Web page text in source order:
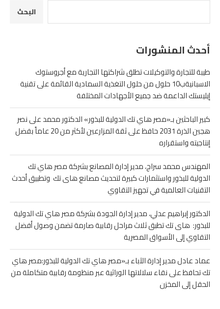
البحث
أحدث المنشورات
طيبة للتجارة والتوكيلات تطلق شراكتها التجارية مع أجروستوك
الاسبانيةب10 حلول من حلول التغذية السمادية القائمة على تقنية
إيليستك الداعمة ضد جميع الأجهادات المختلفة
كبير الباحثين بـ«مصر هاي تك الدولية للبذور» الدكتور محمد على نصر
هجين الذرة 2031 حافظ على ثقة المزارعين لأكثر من 20 عاماً بفضل
إنتاجيته واستقراره
المهندس محمد سراج، مدير إدارة المصانع بشركة مصر هاي تك
الدولية للبذور واستثمارات كبيرة لتحديث مصانع هاى تك وتطبيق أحدث
التقنيات العالمية في تجهيز التقاوي
الدكتور إبراهيم عدلي، مدير إدارة الجودة بشركة مصر هاي تك الدولية
للبذور: هاى تك تطبق ثلاث مراحل رقابية صارمة تضمن وصول أفضل
التقاوي إلى الأسواق المصرية
عماد عادل مدير إدارة الآباء بـ«مصر هاي تك الدولية للبذور:مصر هاي
تك تحافظ على نقاء سلالاتها الوراثية عبر منظومة رقابية متكاملة من
الحقل إلى المخزن